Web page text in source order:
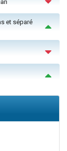
et séparé